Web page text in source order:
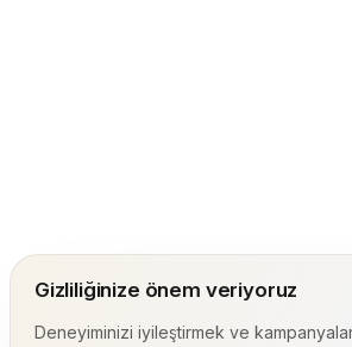
Gizliliğinize önem veriyoruz
Deneyiminizi iyileştirmek ve